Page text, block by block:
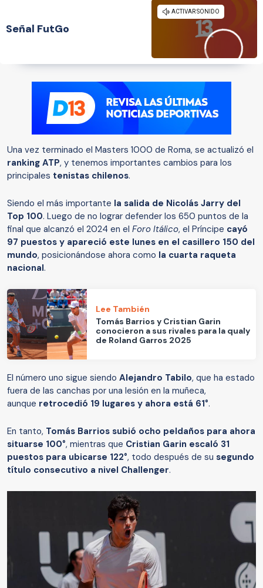
Señal FutGo
Una vez terminado el Masters 1000 de Roma, se actualizó el
ranking ATP, y tenemos importantes cambios para los
principales tenistas chilenos.
Siendo el más importante la salida de Nicolás Jarry del
Top 100. Luego de no lograr defender los 650 puntos de la
final que alcanzó el 2024 en el Foro Itálico, el Príncipe cayó
97 puestos y apareció este lunes en el casillero 150 del
mundo, posicionándose ahora como la cuarta raqueta
nacional.
Lee También
Tomás Barrios y Cristian Garin
conocieron a sus rivales para la qualy
de Roland Garros 2025
El número uno sigue siendo Alejandro Tabilo, que ha estado
fuera de las canchas por una lesión en la muñeca,
aunque retrocedió 19 lugares y ahora está 61°.
En tanto, Tomás Barrios subió ocho peldaños para ahora
situarse 100°, mientras que Cristian Garin escaló 31
puestos para ubicarse 122°, todo después de su segundo
título consecutivo a nivel Challenger.